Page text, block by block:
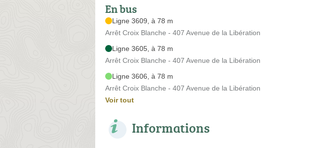
En bus
Ligne 3609, à 78 m
Arrêt Croix Blanche - 407 Avenue de la Libération
Ligne 3605, à 78 m
Arrêt Croix Blanche - 407 Avenue de la Libération
Ligne 3606, à 78 m
Arrêt Croix Blanche - 407 Avenue de la Libération
Voir tout
Informations